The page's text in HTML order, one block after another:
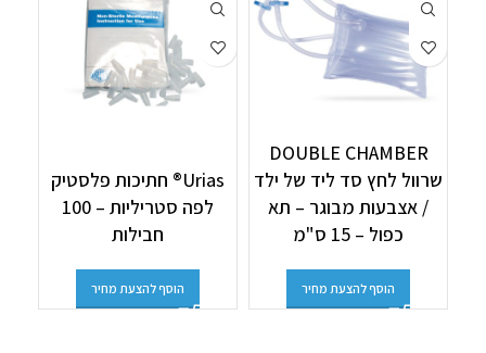
DOUBLE CHAMBER
שרוול לחץ סד ליד של ילד
/ אצבעות מבוגר – תא
כפול – 15 ס"מ
הוסף להצעת מחיר
Urias® חתיכות פלסטיק
לפה סטריליות – 100
חבילות
הוסף להצעת מחיר